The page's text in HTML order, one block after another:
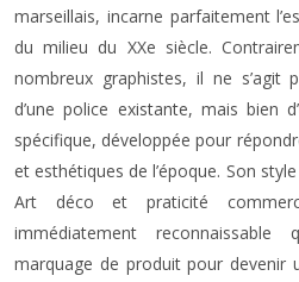
marseillais, incarne parfaitement
du milieu du XXe siècle.
nombreux graphistes, il ne s’agit
d’une police existante, mais bien
spécifique, développée pour
et esthétiques de l’époque. Son
Art déco et praticité
immédiatement
marquage de produit pour devenir